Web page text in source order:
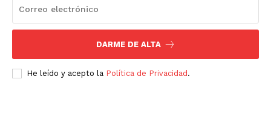
DARME DE ALTA
He leído y acepto la Política de Privacidad .